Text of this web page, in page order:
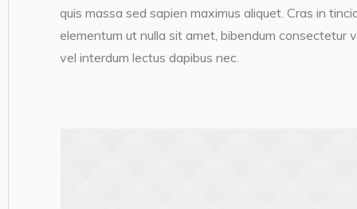
quis massa sed sapien maximus aliquet. Cras in
elementum ut nulla sit amet, bibendum consectetur
vel interdum lectus dapibus nec.